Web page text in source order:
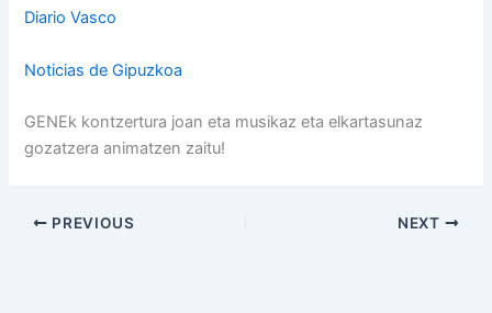
Diario Vasco
Noticias de Gipuzkoa
GENEk kontzertura joan eta musikaz eta elkartasunaz
gozatzera animatzen zaitu!
PREVIOUS NEXT